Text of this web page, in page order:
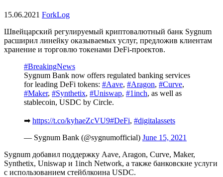
15.06.2021 ForkLog
Швейцарский регулируемый криптовалютный банк Sygnum
расширил линейку оказываемых услуг, предложив клиентам
хранение и торговлю токенами DeFi-проектов.
#BreakingNews
Sygnum Bank now offers regulated banking services
for leading DeFi tokens: #Aave, #Aragon, #Curve,
#Maker, #Synthetix, #Uniswap, #1inch, as well as
stablecoin, USDC by Circle.
➡ https://t.co/kyhaeZcVU9#DeFi, #digitalassets
— Sygnum Bank (@sygnumofficial) June 15, 2021
Sygnum добавил поддержку Aave, Aragon, Curve, Maker,
Synthetix, Uniswap и 1inch Network, а также банковские услуги
с использованием стейблкоина USDC.